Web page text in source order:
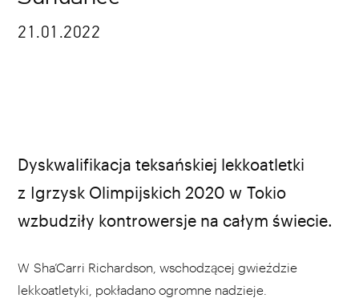
21.01.2022
Dyskwalifikacja teksańskiej lekkoatletki
z Igrzysk Olimpijskich 2020 w Tokio
wzbudziły kontrowersje na całym świecie.
W Sha’Carri Richardson, wschodzącej gwieździe
lekkoatletyki, pokładano ogromne nadzieje.